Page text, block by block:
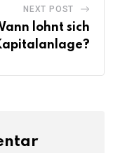
NEXT POST
lohnt sich